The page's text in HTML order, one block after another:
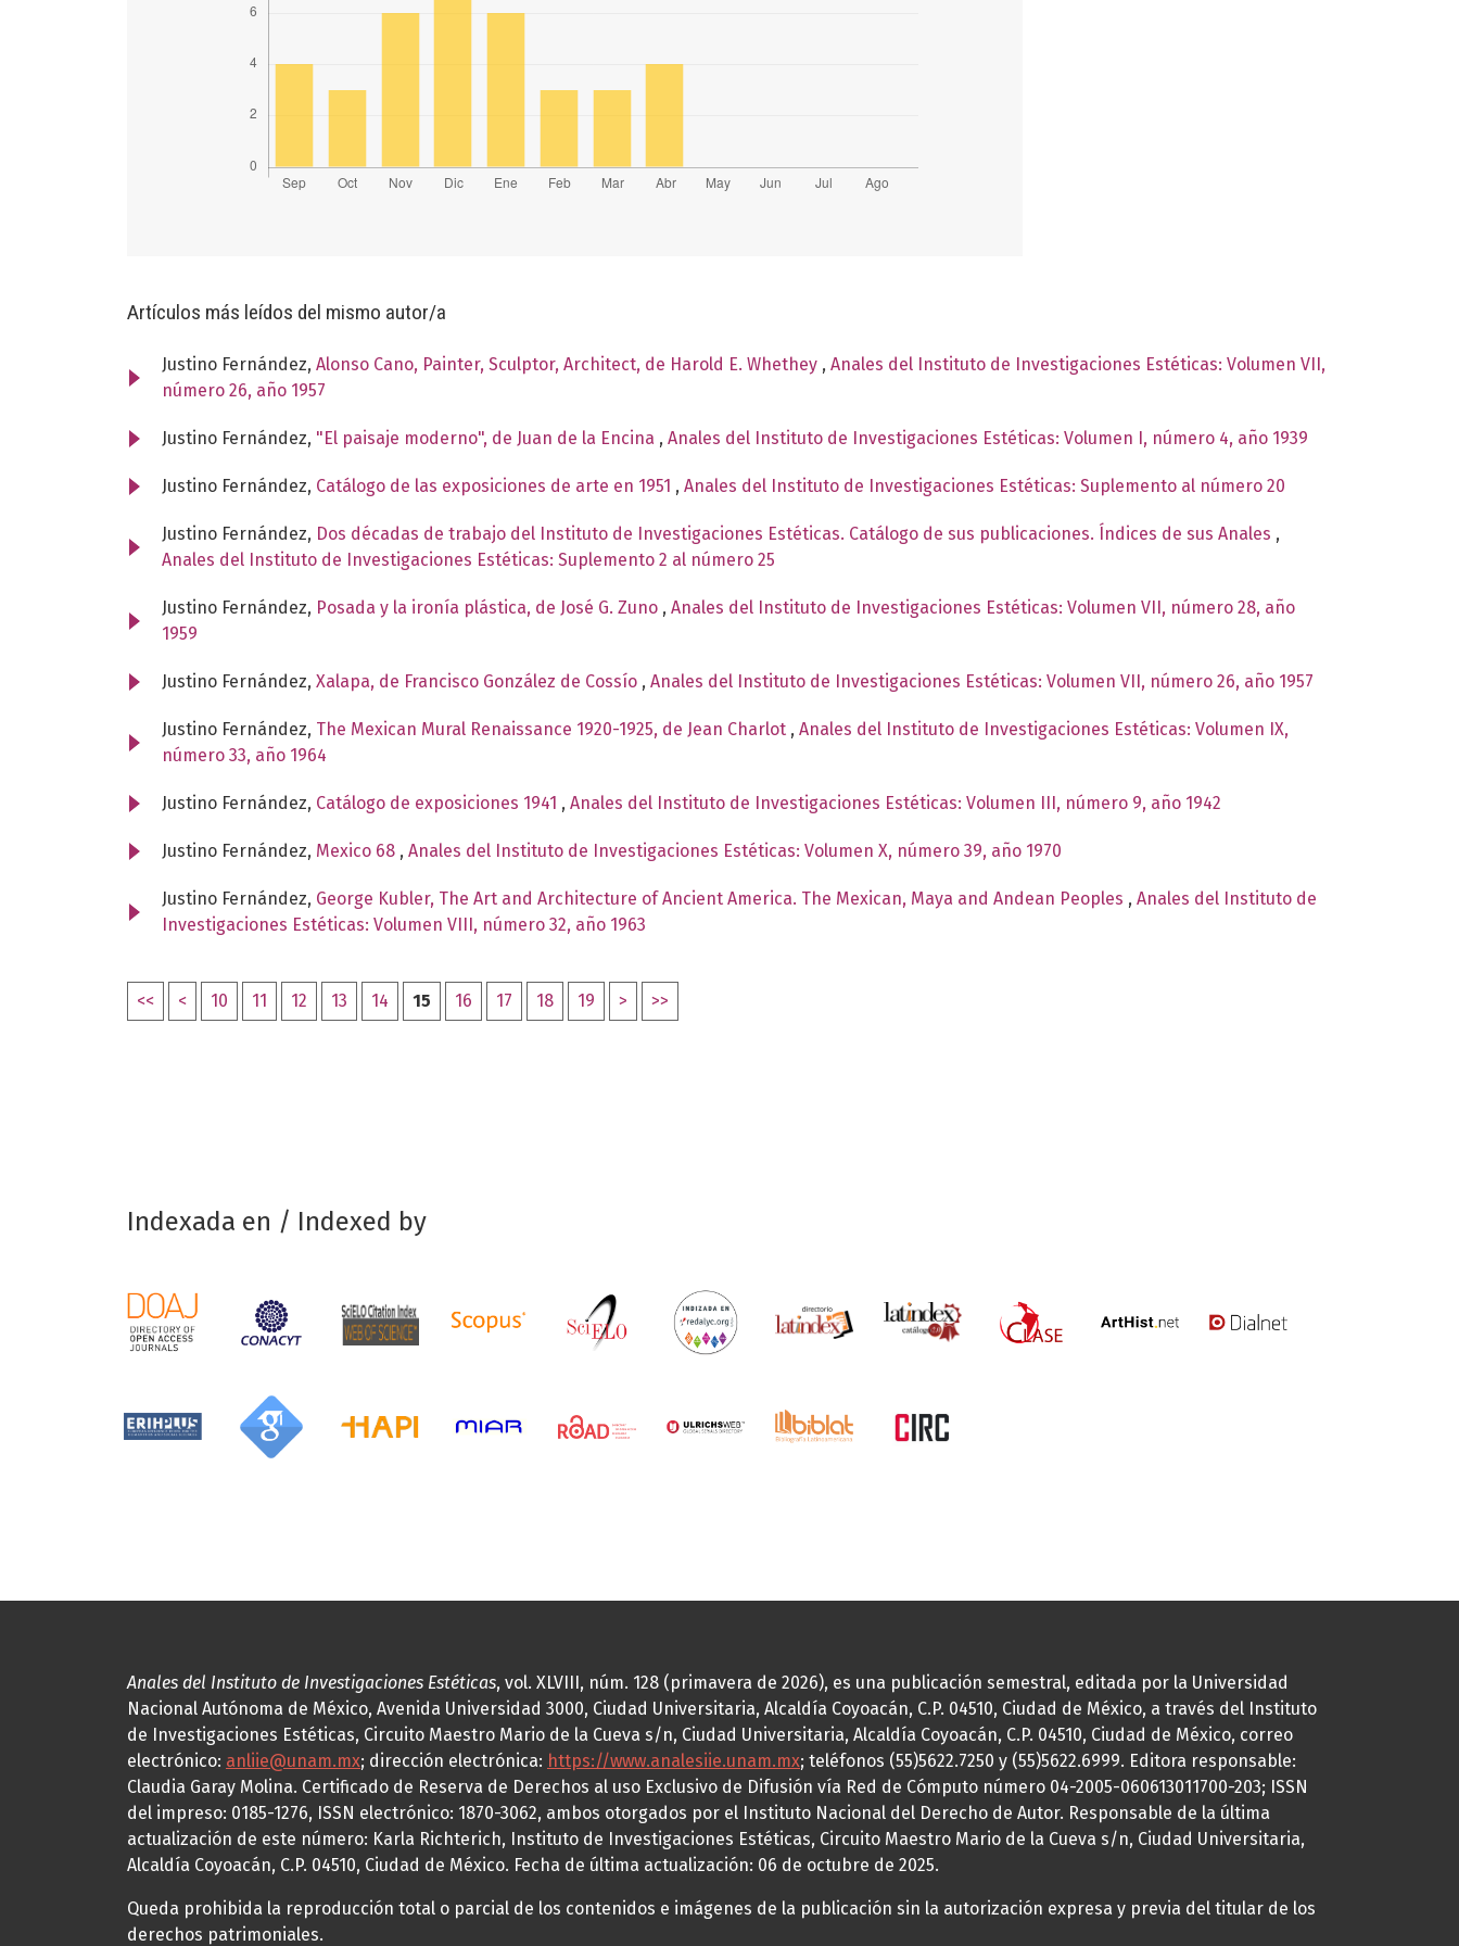
Artículos más leídos del mismo autor/a
Justino Fernández, Alonso Cano, Painter, Sculptor, Architect, de Harold E. Whethey , Anales del Instituto de Investigaciones Estéticas: Volumen VII,
número 26, año 1957
Justino Fernández, "El paisaje moderno", de Juan de la Encina , Anales del Instituto de Investigaciones Estéticas: Volumen I, número 4, año 1939
Justino Fernández, Catálogo de las exposiciones de arte en 1951 , Anales del Instituto de Investigaciones Estéticas: Suplemento al número 20
Justino Fernández, Dos décadas de trabajo del Instituto de Investigaciones Estéticas. Catálogo de sus publicaciones. Índices de sus Anales ,
Anales del Instituto de Investigaciones Estéticas: Suplemento 2 al número 25
Justino Fernández, Posada y la ironía plástica, de José G. Zuno , Anales del Instituto de Investigaciones Estéticas: Volumen VII, número 28, año
1959
Justino Fernández, Xalapa, de Francisco González de Cossío , Anales del Instituto de Investigaciones Estéticas: Volumen VII, número 26, año 1957
Justino Fernández, The Mexican Mural Renaissance 1920-1925, de Jean Charlot , Anales del Instituto de Investigaciones Estéticas: Volumen IX,
número 33, año 1964
Justino Fernández, Catálogo de exposiciones 1941 , Anales del Instituto de Investigaciones Estéticas: Volumen III, número 9, año 1942
Justino Fernández, Mexico 68 , Anales del Instituto de Investigaciones Estéticas: Volumen X, número 39, año 1970
Justino Fernández, George Kubler, The Art and Architecture of Ancient America. The Mexican, Maya and Andean Peoples , Anales del Instituto de
Investigaciones Estéticas: Volumen VIII, número 32, año 1963
<< < 10 11 12 13 14 15 16 17 18 19 > >>
Indexada en / Indexed by
Anales del Instituto de Investigaciones Estéticas, vol. XLVIII, núm. 128 (primavera de 2026), es una publicación semestral, editada por la Universidad
Nacional Autónoma de México, Avenida Universidad 3000, Ciudad Universitaria, Alcaldía Coyoacán, C.P. 04510, Ciudad de México, a través del Instituto
de Investigaciones Estéticas, Circuito Maestro Mario de la Cueva s/n, Ciudad Universitaria, Alcaldía Coyoacán, C.P. 04510, Ciudad de México, correo
electrónico: anliie@unam.mx; dirección electrónica: https://www.analesiie.unam.mx; teléfonos (55)5622.7250 y (55)5622.6999. Editora responsable:
Claudia Garay Molina. Certificado de Reserva de Derechos al uso Exclusivo de Difusión vía Red de Cómputo número 04-2005-060613011700-203; ISSN
del impreso: 0185-1276, ISSN electrónico: 1870-3062, ambos otorgados por el Instituto Nacional del Derecho de Autor. Responsable de la última
actualización de este número: Karla Richterich, Instituto de Investigaciones Estéticas, Circuito Maestro Mario de la Cueva s/n, Ciudad Universitaria,
Alcaldía Coyoacán, C.P. 04510, Ciudad de México. Fecha de última actualización: 06 de octubre de 2025.
Queda prohibida la reproducción total o parcial de los contenidos e imágenes de la publicación sin la autorización expresa y previa del titular de los
derechos patrimoniales.